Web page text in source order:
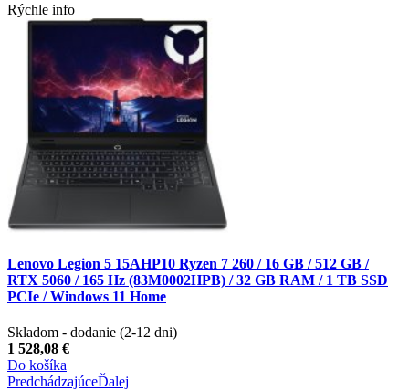
Rýchle info
Lenovo Legion 5 15AHP10 Ryzen 7 260 / 16 GB / 512 GB /
RTX 5060 / 165 Hz (83M0002HPB) / 32 GB RAM / 1 TB SSD
PCIe / Windows 11 Home
Skladom - dodanie (2-12 dni)
1 528,08 €
Do košíka
PredchádzajúceĎalej